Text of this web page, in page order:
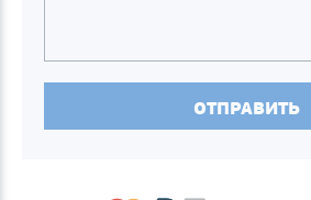
ОТПРАВИТЬ